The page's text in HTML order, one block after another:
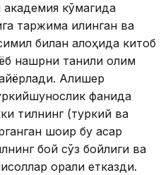
академия кўмагида
таржима қилинган ва
билан алоҳида китоб
нашрни таниқли олим
Алишер
фанида
тилнинг (туркий ва
шоир бу асар
бой сўз бойлиги ва
орқали етказди.